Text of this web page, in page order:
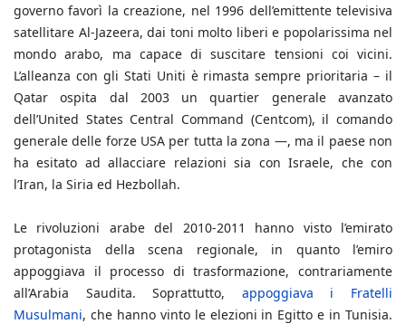
governo favorì la creazione, nel 1996 dell’emittente televisiva
satellitare Al-Jazeera, dai toni molto liberi e popolarissima nel
mondo arabo, ma capace di suscitare tensioni coi vicini.
L’alleanza con gli Stati Uniti è rimasta sempre prioritaria – il
Qatar ospita dal 2003 un quartier generale avanzato
dell’United States Central Command (Centcom), il comando
generale delle forze USA per tutta la zona —, ma il paese non
ha esitato ad allacciare relazioni sia con Israele, che con
l’Iran, la Siria ed Hezbollah.
Le rivoluzioni arabe del 2010-2011 hanno visto l’emirato
protagonista della scena regionale, in quanto l’emiro
appoggiava il processo di trasformazione, contrariamente
all’Arabia Saudita. Soprattutto, appoggiava i Fratelli
Musulmani, che hanno vinto le elezioni in Egitto e in Tunisia.